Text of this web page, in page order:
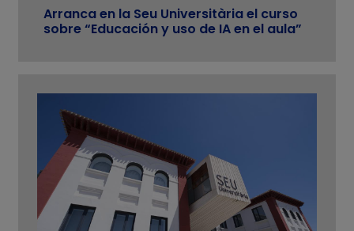
Arranca en la Seu Universitària el curso
sobre “Educación y uso de IA en el aula”